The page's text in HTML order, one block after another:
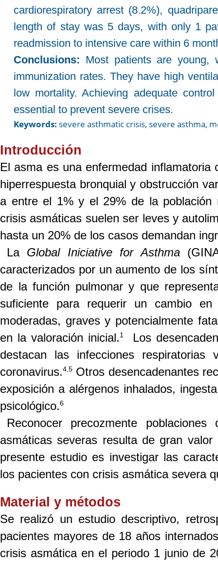
cardiorespiratory arrest (8.2%),
length of stay was 5 days, with only 1
readmission to intensive care within 6
Conclusions: Most patients are young,
immunization rates. They have high
low mortality. Achieving adequate
essential to prevent severe crises.
Keywords: severe asthmatic crisis, severe asthma,
Introducción
El asma es una enfermedad
hiperrespuesta bronquial y obstrucción
a entre el 1% y el 29% de la población
crisis asmáticas suelen ser leves y
hasta un 20% de los casos demandan
La Global Iniciative for Asthma
caracterizados por un aumento de los
de la función pulmonar y que
suficiente para requerir un cambio
moderadas, graves y potencialmente
en la valoración inicial.1Los
destacan las infecciones respiratorias
coronavirus.4,5 Otros desencadenantes
exposición a alérgenos inhalados,
psicológico.6
Reconocer precozmente
asmáticas severas resulta de gran
presente estudio es investigar las
los pacientes con crisis asmática severa
Material y métodos
Se realizó un estudio descriptivo,
pacientes mayores de 18 años
crisis asmática en el periodo 1 junio de